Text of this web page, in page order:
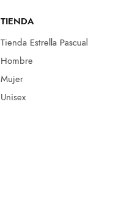
TIENDA
Tienda Estrella Pascual
Hombre
Mujer
Unisex